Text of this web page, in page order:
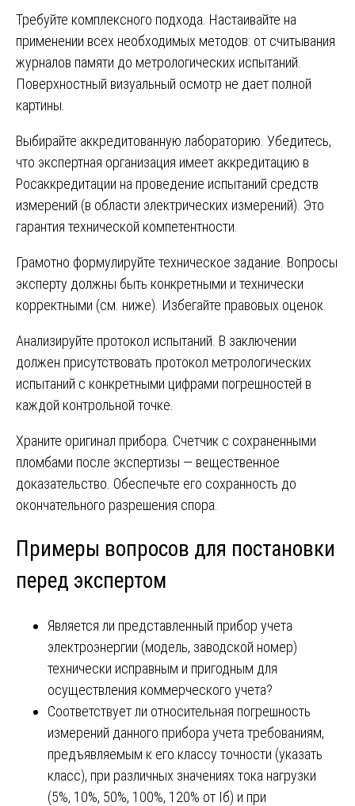
Требуйте комплексного подхода. Настаивайте на
применении всех необходимых методов: от считывания
журналов памяти до метрологических испытаний.
Поверхностный визуальный осмотр не дает полной
картины.
Выбирайте аккредитованную лабораторию. Убедитесь,
что экспертная организация имеет аккредитацию в
Росаккредитации на проведение испытаний средств
измерений (в области электрических измерений). Это
гарантия технической компетентности.
Грамотно формулируйте техническое задание. Вопросы
эксперту должны быть конкретными и технически
корректными (см. ниже). Избегайте правовых оценок.
Анализируйте протокол испытаний. В заключении
должен присутствовать протокол метрологических
испытаний с конкретными цифрами погрешностей в
каждой контрольной точке.
Храните оригинал прибора. Счетчик с сохраненными
пломбами после экспертизы — вещественное
доказательство. Обеспечьте его сохранность до
окончательного разрешения спора.
Примеры вопросов для постановки
перед экспертом
Является ли представленный прибор учета
электроэнергии (модель, заводской номер)
технически исправным и пригодным для
осуществления коммерческого учета?
Соответствует ли относительная погрешность
измерений данного прибора учета требованиям,
предъявляемым к его классу точности (указать
класс), при различных значениях тока нагрузки
(5%, 10%, 50%, 100%, 120% от Iб) и при